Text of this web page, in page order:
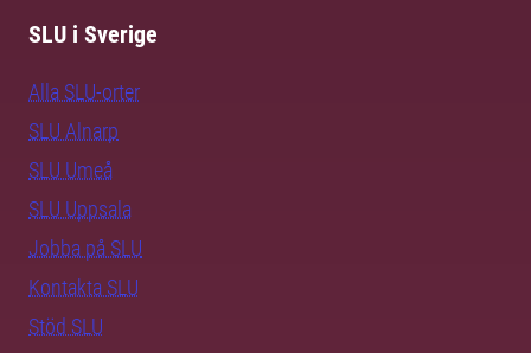
SLU i Sverige
Alla SLU-orter
SLU Alnarp
SLU Umeå
SLU Uppsala
Jobba på SLU
Kontakta SLU
Stöd SLU